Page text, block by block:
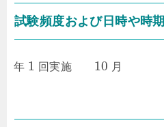
試験頻度および日時や時期
年 1 回実施 10 月